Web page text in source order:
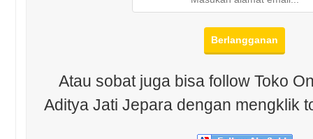
Atau sobat juga bisa follow Toko
Aditya Jati Jepara dengan mengklik